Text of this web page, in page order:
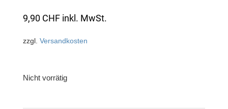
9,90 CHF inkl. MwSt.
zzgl. Versandkosten
Nicht vorrätig